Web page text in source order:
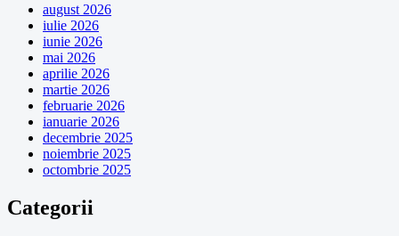
august 2026
iulie 2026
iunie 2026
mai 2026
aprilie 2026
martie 2026
februarie 2026
ianuarie 2026
decembrie 2025
noiembrie 2025
octombrie 2025
Categorii